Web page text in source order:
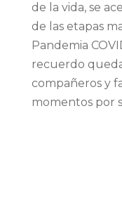
de la vida, se
de las etapas
Pandemia
recuerdo
compañeros y
momentos por